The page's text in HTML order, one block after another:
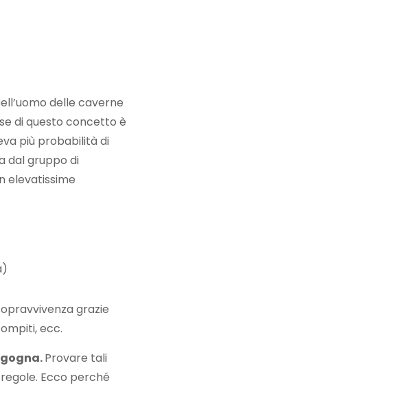
delle caverne
di questo concetto è
più probabilità di
dal gruppo di
elevatissime
grazie
ecc.
Provare tali
Ecco perché